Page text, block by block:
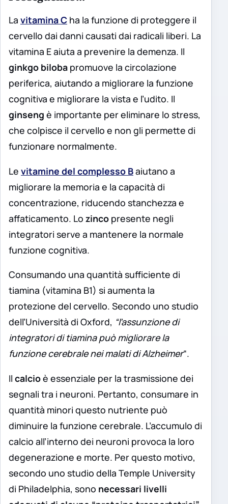
La vitamina C ha la funzione di proteggere il
cervello dai danni causati dai radicali liberi. La
vitamina E aiuta a prevenire la demenza. Il
ginkgo biloba promuove la circolazione
periferica, aiutando a migliorare la funzione
cognitiva e migliorare la vista e l’udito. Il
ginseng è importante per eliminare lo stress,
che colpisce il cervello e non gli permette di
funzionare normalmente.
Le vitamine del complesso Baiutano a
migliorare la memoria e la capacità di
concentrazione, riducendo stanchezza e
affaticamento. Lo zinco presente negli
integratori serve a mantenere la normale
funzione cognitiva.
Consumando una quantità sufficiente di
tiamina (vitamina B1) si aumenta la
protezione del cervello. Secondo uno studio
dell’Università di Oxford, “l’assunzione di
integratori di tiamina può migliorare la
funzione cerebrale nei malati di Alzheimer“.
Il calcioè essenziale per la trasmissione dei
segnali tra i neuroni. Pertanto, consumare in
quantità minori questo nutriente può
diminuire la funzione cerebrale. L’accumulo di
calcio all’interno dei neuroni provoca la loro
degenerazione e morte. Per questo motivo,
secondo uno studio della Temple University
di Philadelphia, sono necessari livelli